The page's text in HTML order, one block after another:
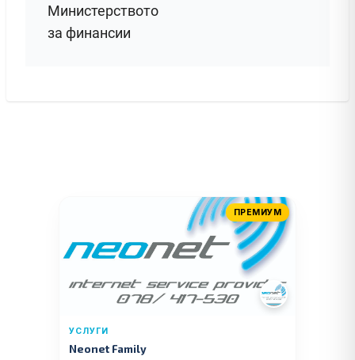
Министерството
за финансии
ПРЕМИУМ
УСЛУГИ
Neonet Family